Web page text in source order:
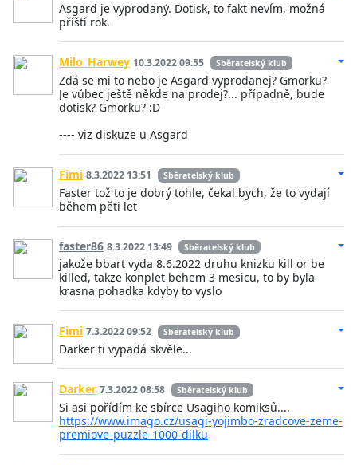
Asgard je vyprodaný. Dotisk, to fakt nevím, možná
příští rok.
Milo_Harwey 10.3.2022 09:55 Sběratelský klub
Zdá se mi to nebo je Asgard vyprodanej? Gmorku?
Je vůbec ještě někde na prodej?... případně, bude
dotisk? Gmorku? :D
---- viz diskuze u Asgard
Fimi 8.3.2022 13:51 Sběratelský klub
Faster tož to je dobrý tohle, čekal bych, že to vydají
během pěti let
faster86 8.3.2022 13:49 Sběratelský klub
jakože bbart vyda 8.6.2022 druhu knizku kill or be
killed, takze konplet behem 3 mesicu, to by byla
krasna pohadka kdyby to vyslo
Fimi 7.3.2022 09:52 Sběratelský klub
Darker ti vypadá skvěle...
Darker 7.3.2022 08:58 Sběratelský klub
Si asi pořídím ke sbírce Usagiho komiksů....
https://www.imago.cz/usagi-yojimbo-zradcove-zeme-
premiove-puzzle-1000-dilku